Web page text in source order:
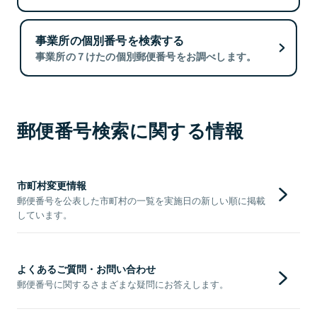
事業所の個別番号を検索する
事業所の７けたの個別郵便番号をお調べします。
郵便番号検索に関する情報
市町村変更情報
郵便番号を公表した市町村の一覧を実施日の新しい順に掲載
しています。
よくあるご質問・お問い合わせ
郵便番号に関するさまざまな疑問にお答えします。